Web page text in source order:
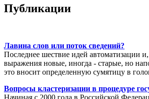
Публикации
Лавина слов или поток сведений?
Последнее шествие идей автоматизации
выражения новые, иногда - старые, но
это вносит определенную сумятицу в
Вопросы кластеризации в процедуре
Начиная с 2000 года в Российской